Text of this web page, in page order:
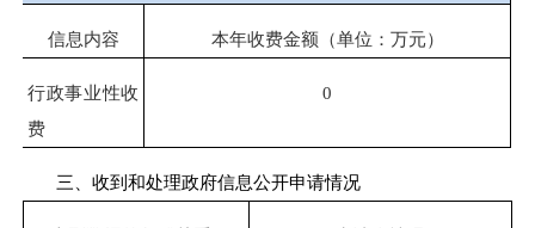
信息内容 本年收费金额（单位：万元）
行政事业性收
费
0
三、收到和处理政府信息公开申请情况